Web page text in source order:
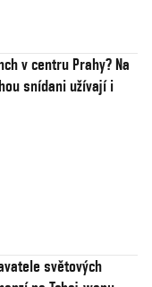
v centru Prahy? Na
snídani užívají i
světových